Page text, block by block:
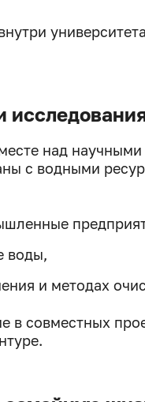
над
с водными
воды,
и методах
в совместных